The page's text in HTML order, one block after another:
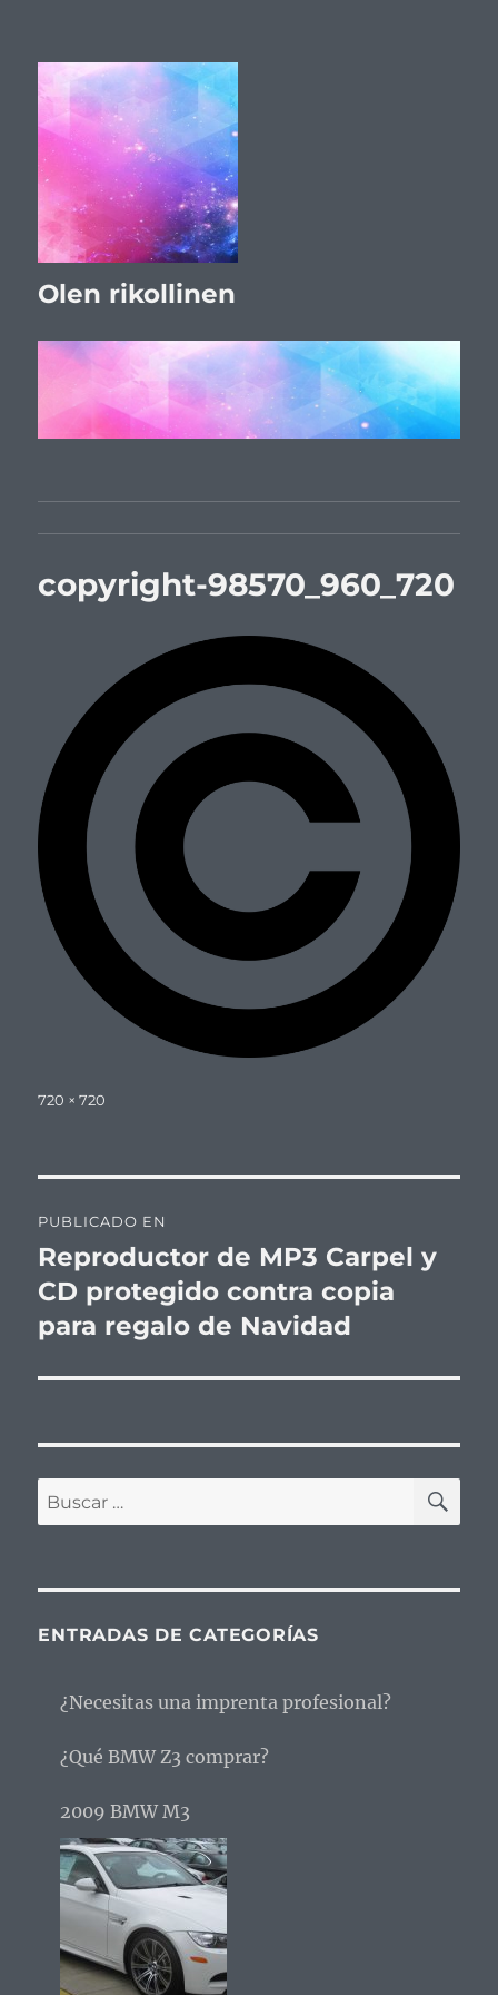
Olen rikollinen
copyright-98570_960_720
Tamaño
720 × 720
de
entradas
PUBLICADO EN
Reproductor de MP3 Carpel y
CD protegido contra copia
para regalo de Navidad
Buscar
por:
ENTRADAS DE CATEGORÍAS
¿Necesitas una imprenta profesional?
¿Qué BMW Z3 comprar?
2009 BMW M3